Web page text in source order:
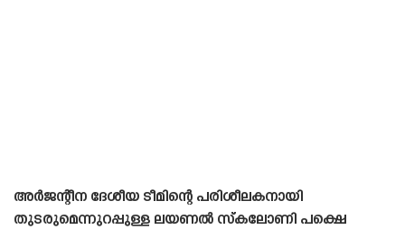
അർജന്റീന ദേശീയ ടീമിന്റെ പരിശീലകനായി
തുടരുമെന്നുറപ്പുള്ള ലയണൽ സ്‌കലോണി പക്ഷെ